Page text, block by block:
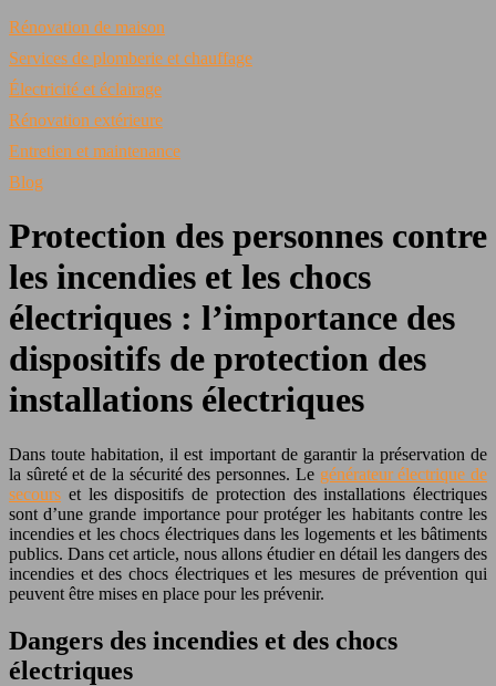
Rénovation de maison
Services de plomberie et chauffage
Électricité et éclairage
Rénovation extérieure
Entretien et maintenance
Blog
Protection des personnes contre
les incendies et les chocs
électriques : l’importance des
dispositifs de protection des
installations électriques
Dans toute habitation, il est important de garantir la préservation de
la sûreté et de la sécurité des personnes. Le générateur électrique de
secours et les dispositifs de protection des installations électriques
sont d’une grande importance pour protéger les habitants contre les
incendies et les chocs électriques dans les logements et les bâtiments
publics. Dans cet article, nous allons étudier en détail les dangers des
incendies et des chocs électriques et les mesures de prévention qui
peuvent être mises en place pour les prévenir.
Dangers des incendies et des chocs
électriques